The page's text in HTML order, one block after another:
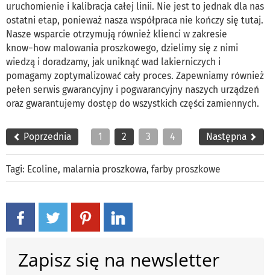
uruchomienie i kalibracja całej linii. Nie jest to jednak dla nas
ostatni etap, ponieważ nasza współpraca nie kończy się tutaj.
Nasze wsparcie otrzymują również klienci w zakresie
know−how malowania proszkowego, dzielimy się z nimi
wiedzą i doradzamy, jak uniknąć wad lakierniczych i
pomagamy zoptymalizować cały proces. Zapewniamy również
pełen serwis gwarancyjny i pogwarancyjny naszych urządzeń
oraz gwarantujemy dostęp do wszystkich części zamiennych.
Poprzednia 1 2 3 4 Następna
Tagi: Ecoline, malarnia proszkowa, farby proszkowe
Zapisz się na newsletter